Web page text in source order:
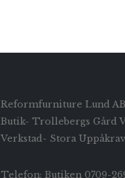
Reformfurniture Lund
Butik- Trollebergs Gård
Verkstad- Stora
Telefon: Butiken 0709-